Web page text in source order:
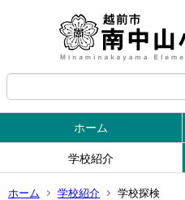
ホーム
学校紹介
ホーム 学校紹介 学校探検